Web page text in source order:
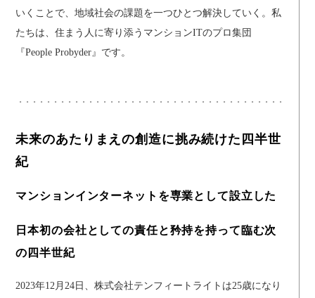
いくことで、地域社会の課題を一つひとつ解決していく。私
たちは、住まう人に寄り添うマンションITのプロ集団
『People Probyder』です。
未来のあたりまえの創造に挑み続けた四半世
紀
マンションインターネットを専業として設立した
日本初の会社としての責任と矜持を持って臨む次
の四半世紀
2023年12月24日、株式会社テンフィートライトは25歳になり